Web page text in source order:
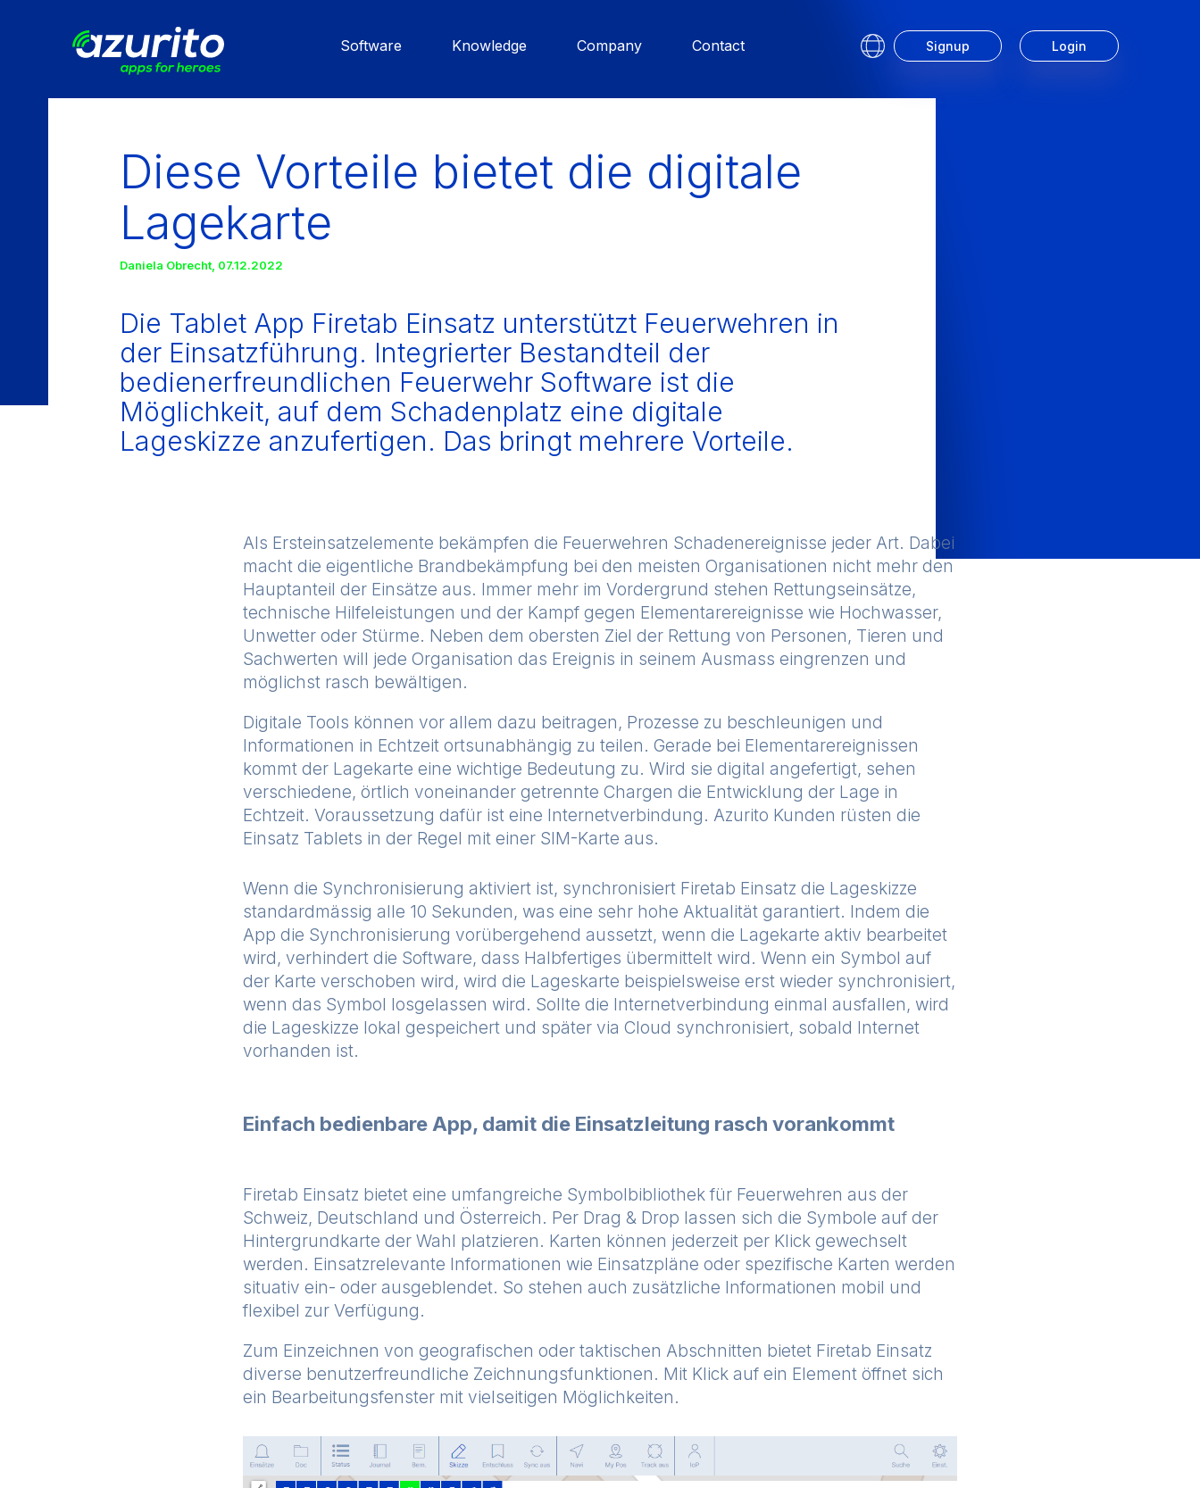
Software Knowledge Company Contact
Service
Signup Login
Diese Vorteile bietet die digitale
Lagekarte
Daniela Obrecht 07.12.2022
Die Tablet App Firetab Einsatz unterstützt Feuerwehren in
der Einsatzführung. Integrierter Bestandteil der
bedienerfreundlichen Feuerwehr Software ist die
Möglichkeit, auf dem Schadenplatz eine digitale
Lageskizze anzufertigen. Das bringt mehrere Vorteile.
Als Ersteinsatzelemente bekämpfen die Feuerwehren Schadenereignisse jeder Art. Dabei
macht die eigentliche Brandbekämpfung bei den meisten Organisationen nicht mehr den
Hauptanteil der Einsätze aus. Immer mehr im Vordergrund stehen Rettungseinsätze,
technische Hilfeleistungen und der Kampf gegen Elementarereignisse wie Hochwasser,
Unwetter oder Stürme. Neben dem obersten Ziel der Rettung von Personen, Tieren und
Sachwerten will jede Organisation das Ereignis in seinem Ausmass eingrenzen und
möglichst rasch bewältigen.
Digitale Tools können vor allem dazu beitragen, Prozesse zu beschleunigen und
Informationen in Echtzeit ortsunabhängig zu teilen. Gerade bei Elementarereignissen
kommt der Lagekarte eine wichtige Bedeutung zu. Wird sie digital angefertigt, sehen
verschiedene, örtlich voneinander getrennte Chargen die Entwicklung der Lage in
Echtzeit. Voraussetzung dafür ist eine Internetverbindung. Azurito Kunden rüsten die
Einsatz Tablets in der Regel mit einer SIM-Karte aus.
Wenn die Synchronisierung aktiviert ist, synchronisiert Firetab Einsatz die Lageskizze
standardmässig alle 10 Sekunden, was eine sehr hohe Aktualität garantiert. Indem die
App die Synchronisierung vorübergehend aussetzt, wenn die Lagekarte aktiv bearbeitet
wird, verhindert die Software, dass Halbfertiges übermittelt wird. Wenn ein Symbol auf
der Karte verschoben wird, wird die Lageskarte beispielsweise erst wieder synchronisiert,
wenn das Symbol losgelassen wird. Sollte die Internetverbindung einmal ausfallen, wird
die Lageskizze lokal gespeichert und später via Cloud synchronisiert, sobald Internet
vorhanden ist.
Einfach bedienbare App, damit die Einsatzleitung rasch vorankommt
Firetab Einsatz bietet eine umfangreiche Symbolbibliothek für Feuerwehren aus der
Schweiz, Deutschland und Österreich. Per Drag & Drop lassen sich die Symbole auf der
Hintergrundkarte der Wahl platzieren. Karten können jederzeit per Klick gewechselt
werden. Einsatzrelevante Informationen wie Einsatzpläne oder spezifische Karten werden
situativ ein- oder ausgeblendet. So stehen auch zusätzliche Informationen mobil und
flexibel zur Verfügung.
Zum Einzeichnen von geografischen oder taktischen Abschnitten bietet Firetab Einsatz
diverse benutzerfreundliche Zeichnungsfunktionen. Mit Klick auf ein Element öffnet sich
ein Bearbeitungsfenster mit vielseitigen Möglichkeiten.